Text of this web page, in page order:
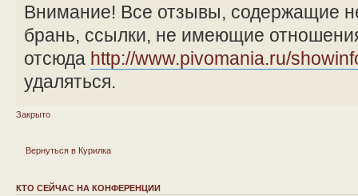
Внимание! Все отзывы, содержащие
брань, ссылки, не имеющие
отсюда http://www.pivomania.ru/
удаляться.
Закрыто
Вернуться в Курилка
КТО СЕЙЧАС НА КОНФЕРЕНЦИИ